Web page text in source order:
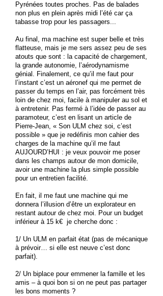
Pyrénées toutes proches. Pas de balades
non plus en plein après midi l’été car ça
tabasse trop pour les passagers...
Au final, ma machine est super belle et très
flatteuse, mais je me sers assez peu de ses
atouts que sont : la capacité de chargement,
la grande autonomie, l’aérodynamisme
génial. Finalement, ce qu’il me faut pour
l’instant c’est un aéronef qui me permet de
passer du temps en l’air, pas forcément très
loin de chez moi, facile à manipuler au sol et
à entretenir. Pas fermé à l’idée de passer au
paramoteur, c’est en lisant un article de
Pierre-Jean, « Son ULM chez soi, c’est
possible » que je redéfinis mon cahier des
charges de la machine qu’il me faut
AUJOURD’HUI : je veux pouvoir me poser
dans les champs autour de mon domicile,
avoir une machine la plus simple possible
pour un entretien facilité.
En fait, il me faut une machine qui me
donnera l’illusion d’être un explorateur en
restant autour de chez moi. Pour un budget
inférieur à 15 k€ je cherche donc :
1/ Un ULM en parfait état (pas de mécanique
à prévoir… si elle est neuve c’est donc
parfait).
2/ Un biplace pour emmener la famille et les
amis – à quoi bon si on ne peut pas partager
les bons moments ?